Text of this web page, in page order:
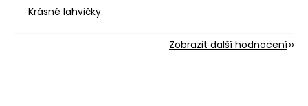
Krásné lahvičky.
Zobrazit další hodnocení